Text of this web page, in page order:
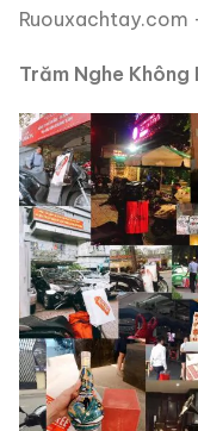
Ruouxachtay.com
Trăm Nghe